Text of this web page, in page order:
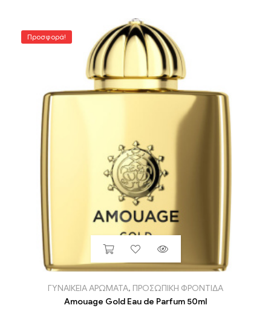
Προσφορά!
ΓΥΝΑΙΚΕΙΑ ΑΡΩΜΑΤΑ, ΠΡΟΣΩΠΙΚΗ ΦΡΟΝΤΙΔΑ
Amouage Gold Eau de Parfum 50ml